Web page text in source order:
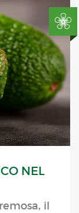
NEL
il